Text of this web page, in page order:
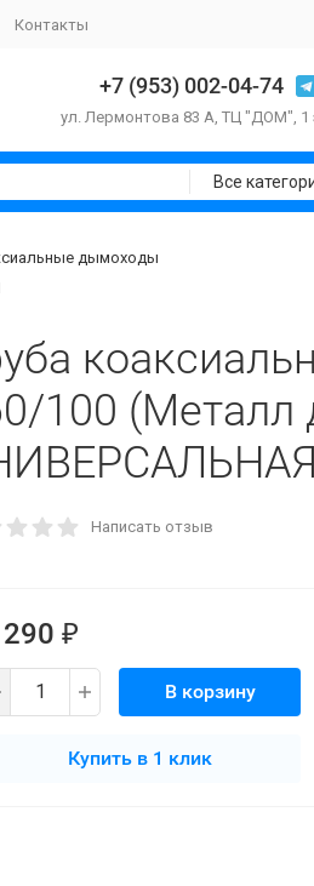
Контакты
+7 (953) 002-04-74
ул. Лермонтова 83 А, ТЦ "ДОМ", 1
Все
дымоходы
100 (Металл
Написать отзыв
₽
В корзину
Купить в 1 клик